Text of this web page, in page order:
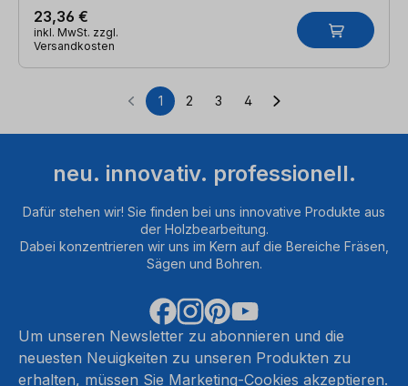
23,36 €
inkl. MwSt. zzgl.
Versandkosten
Seite
1 Seite
2 Seite
3 Seite
4
neu. innovativ. professionell.
Dafür stehen wir! Sie finden bei uns innovative Produkte aus
der Holzbearbeitung.
Dabei konzentrieren wir uns im Kern auf die Bereiche Fräsen,
Sägen und Bohren.
Um unseren Newsletter zu abonnieren und die
neuesten Neuigkeiten zu unseren Produkten zu
erhalten, müssen Sie Marketing-Cookies akzeptieren.